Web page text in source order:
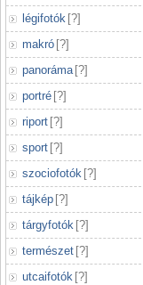
légifotók [?]
makró [?]
panoráma [?]
portré [?]
riport [?]
sport [?]
szociofotók [?]
tájkép [?]
tárgyfotók [?]
természet [?]
utcaifotók [?]